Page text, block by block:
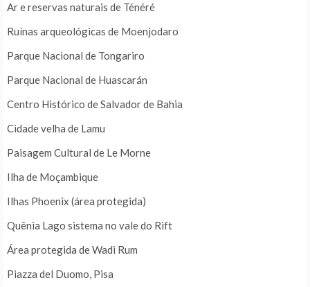
Ar e reservas naturais de Ténéré
Ruínas arqueológicas de Moenjodaro
Parque Nacional de Tongariro
Parque Nacional de Huascarán
Centro Histórico de Salvador de Bahia
Cidade velha de Lamu
Paisagem Cultural de Le Morne
Ilha de Moçambique
Ilhas Phoenix (área protegida)
Quênia Lago sistema no vale do Rift
Área protegida de Wadi Rum
Piazza del Duomo, Pisa